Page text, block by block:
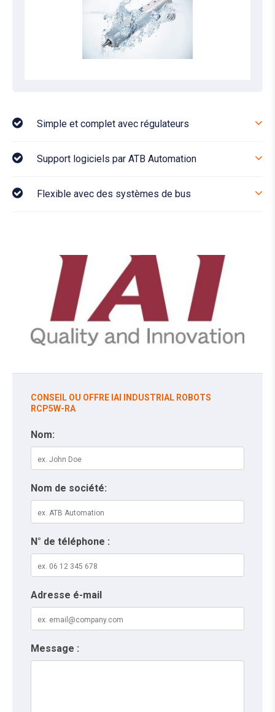
Simple et complet avec régulateurs
Support logiciels par ATB Automation
Flexible avec des systèmes de bus
CONSEIL OU OFFRE IAI INDUSTRIAL ROBOTS
RCP5W-RA
Nom:
Nom de société:
N° de téléphone :
Adresse é-mail
Message :